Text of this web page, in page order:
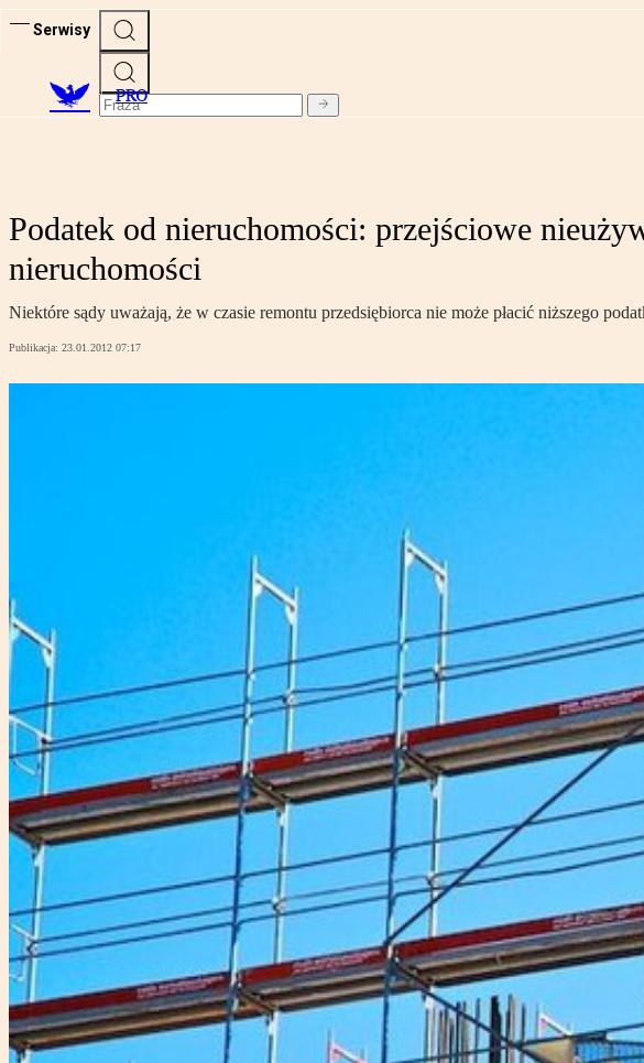
Serwisy
PRO
Podatek od nieruchomości: przejściowe
nieruchomości
Niektóre sądy uważają, że w czasie remontu przedsiębiorca nie może płacić niższego
Publikacja: 23.01.2012 07:17